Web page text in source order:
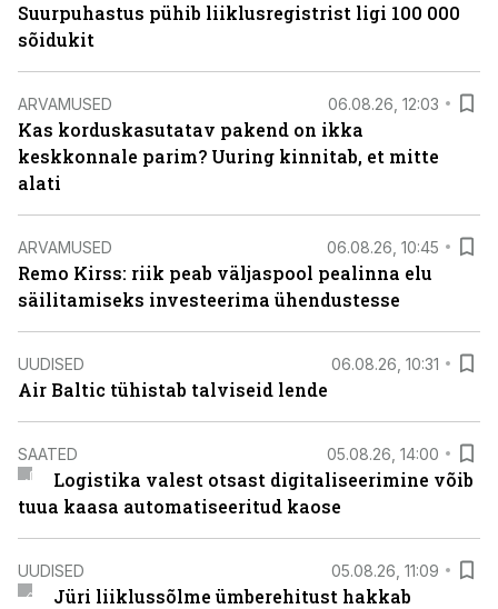
Suurpuhastus pühib liiklusregistrist ligi 100 000
sõidukit
ARVAMUSED 06.08.26, 12:03
Kas korduskasutatav pakend on ikka
keskkonnale parim? Uuring kinnitab, et mitte
alati
ARVAMUSED 06.08.26, 10:45
Remo Kirss: riik peab väljaspool pealinna elu
säilitamiseks investeerima ühendustesse
UUDISED 06.08.26, 10:31
Air Baltic tühistab talviseid lende
SAATED 05.08.26, 14:00
Logistika valest otsast digitaliseerimine võib
tuua kaasa automatiseeritud kaose
UUDISED 05.08.26, 11:09
Jüri liiklussõlme ümberehitust hakkab